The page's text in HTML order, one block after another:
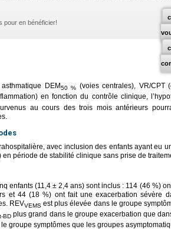
pour en bénéficier!
DEM50 % (voies centrales), VR/CPT
en fonction du contrôle clinique,
au cours des trois mois antérieurs
avec inclusion des enfants ayant eu
période de stabilité clinique sans prise de
enfants (11,4 ± 2,4 ans) sont inclus : 114 (46 %)
et 44 (18 %) ont fait une exacerbation sévère
REVVEMS est plus élevée dans le groupe
BD plus grand dans le groupe exacerbation que
groupe symptômes que les groupes